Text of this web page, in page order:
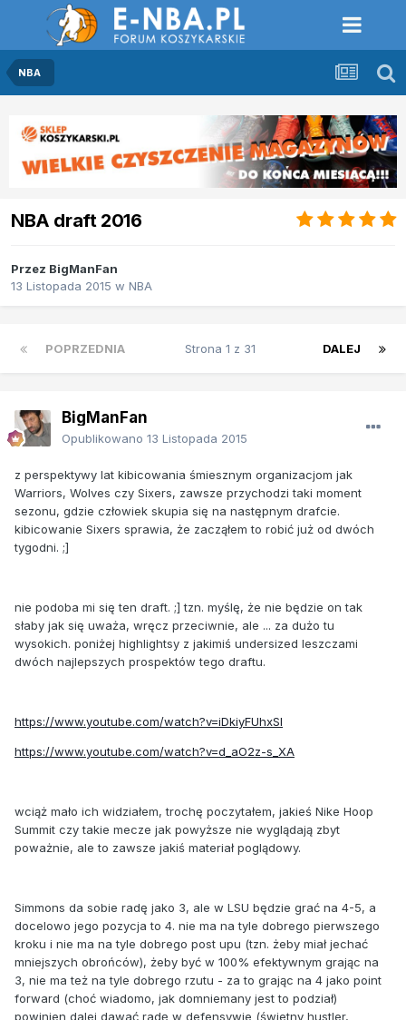
NBA
NBA draft 2016
Przez BigManFan
13 Listopada 2015 w NBA
POPRZEDNIA DALEJ
Strona 1 z 31
BigManFan
Opublikowano 13 Listopada 2015
z perspektywy lat kibicowania śmiesznym organizacjom jak
Warriors, Wolves czy Sixers, zawsze przychodzi taki moment
sezonu, gdzie człowiek skupia się na następnym drafcie.
kibicowanie Sixers sprawia, że zacząłem to robić już od dwóch
tygodni. ;]
nie podoba mi się ten draft. ;] tzn. myślę, że nie będzie on tak
słaby jak się uważa, wręcz przeciwnie, ale ... za dużo tu
wysokich. poniżej highlightsy z jakimiś undersized leszczami
dwóch najlepszych prospektów tego draftu.
https://www.youtube.com/watch?v=iDkiyFUhxSI
https://www.youtube.com/watch?v=d_aO2z-s_XA
wciąż mało ich widziałem, trochę poczytałem, jakieś Nike Hoop
Summit czy takie mecze jak powyższe nie wyglądają zbyt
poważnie, ale to zawsze jakiś materiał poglądowy.
Simmons da sobie radę jako 3, ale w LSU będzie grać na 4-5, a
docelowo jego pozycja to 4. nie ma na tyle dobrego pierwszego
kroku i nie ma na tyle dobrego post upu (tzn. żeby miał jechać
mniejszych obrońców), żeby być w 100% efektywnym grając na
3, nie ma też na tyle dobrego rzutu - za to grając na 4 jako point
forward (choć wiadomo, jak domniemany jest to podział)
powinien dalej dawać radę w defensywie (świetny hustler,